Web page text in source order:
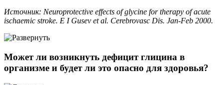
Источник: Neuroprotective effects of glycine for therapy of acute
ischaemic stroke. E I Gusev et al. Cerebrovasc Dis. Jan-Feb 2000.
Может ли возникнуть дефицит глицина в
организме и будет ли это опасно для здоровья?